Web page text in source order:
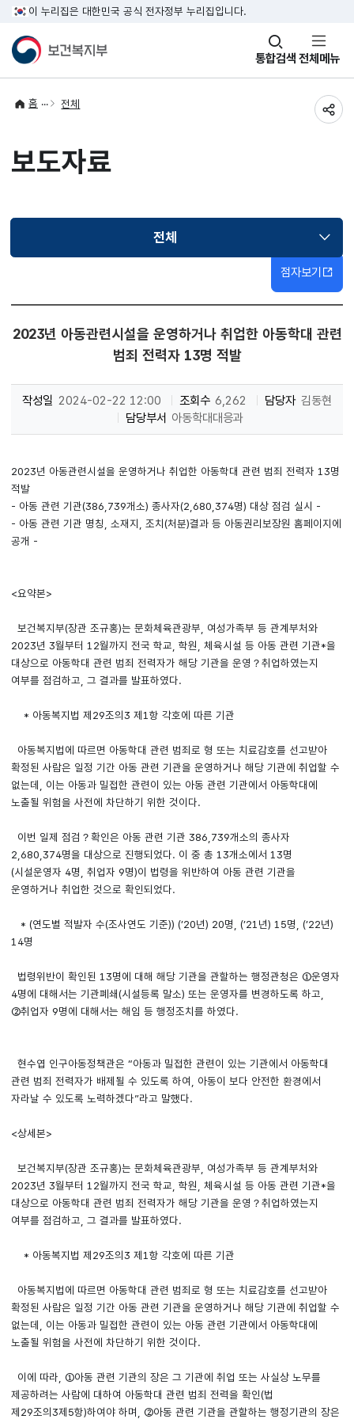
이 누리집은 대한민국 공식 전자정부 누리집입니다.
통합검색
창
열기 전체메뉴
홈 전체
보도자료
전체선택됨
점자보기
2023년 아동관련시설을 운영하거나 취업한 아동학대 관련
범죄 전력자 13명 적발
작성일 2024-02-22 12:00 조회수 6,262 담당자 김동현
담당부서 아동학대대응과
2023년 아동관련시설을 운영하거나 취업한 아동학대 관련 범죄 전력자 13명
적발
- 아동 관련 기관(386,739개소) 종사자(2,680,374명) 대상 점검 실시 -
- 아동 관련 기관 명칭, 소재지, 조치(처분)결과 등 아동권리보장원 홈페이지에
공개 -
<요약본>
보건복지부(장관 조규홍)는 문화체육관광부, 여성가족부 등 관계부처와
2023년 3월부터 12월까지 전국 학교, 학원, 체육시설 등 아동 관련 기관*을
대상으로 아동학대 관련 범죄 전력자가 해당 기관을 운영？취업하였는지
여부를 점검하고, 그 결과를 발표하였다.
* 아동복지법 제29조의3 제1항 각호에 따른 기관
아동복지법에 따르면 아동학대 관련 범죄로 형 또는 치료감호를 선고받아
확정된 사람은 일정 기간 아동 관련 기관을 운영하거나 해당 기관에 취업할 수
없는데, 이는 아동과 밀접한 관련이 있는 아동 관련 기관에서 아동학대에
노출될 위험을 사전에 차단하기 위한 것이다.
이번 일제 점검？확인은 아동 관련 기관 386,739개소의 종사자
2,680,374명을 대상으로 진행되었다. 이 중 총 13개소에서 13명
(시설운영자 4명, 취업자 9명)이 법령을 위반하여 아동 관련 기관을
운영하거나 취업한 것으로 확인되었다.
* (연도별 적발자 수(조사연도 기준)) (’20년) 20명, (’21년) 15명, (’22년)
14명
법령위반이 확인된 13명에 대해 해당 기관을 관할하는 행정관청은 ①운영자
4명에 대해서는 기관폐쇄(시설등록 말소) 또는 운영자를 변경하도록 하고,
②취업자 9명에 대해서는 해임 등 행정조치를 하였다.
현수엽 인구아동정책관은 “아동과 밀접한 관련이 있는 기관에서 아동학대
관련 범죄 전력자가 배제될 수 있도록 하여, 아동이 보다 안전한 환경에서
자라날 수 있도록 노력하겠다”라고 말했다.
<상세본>
보건복지부(장관 조규홍)는 문화체육관광부, 여성가족부 등 관계부처와
2023년 3월부터 12월까지 전국 학교, 학원, 체육시설 등 아동 관련 기관*을
대상으로 아동학대 관련 범죄 전력자가 해당 기관을 운영？취업하였는지
여부를 점검하고, 그 결과를 발표하였다.
* 아동복지법 제29조의3 제1항 각호에 따른 기관
아동복지법에 따르면 아동학대 관련 범죄로 형 또는 치료감호를 선고받아
확정된 사람은 일정 기간 아동 관련 기관을 운영하거나 해당 기관에 취업할 수
없는데, 이는 아동과 밀접한 관련이 있는 아동 관련 기관에서 아동학대에
노출될 위험을 사전에 차단하기 위한 것이다.
이에 따라, ①아동 관련 기관의 장은 그 기관에 취업 또는 사실상 노무를
제공하려는 사람에 대하여 아동학대 관련 범죄 전력을 확인(법
제29조의3제5항)하여야 하며, ②아동 관련 기관을 관할하는 행정기관의 장은